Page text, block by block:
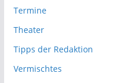
Termine
Theater
Tipps der Redaktion
Vermischtes